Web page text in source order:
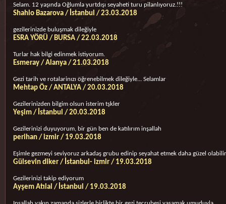
Selam. 12 yaşında Oğlumla yurtdışı seyaheti turu pilanlıyoruz.!!!
Shahlo Bazarova / İstanbul / 23.03.2018
gezilerinizde buluşmak dileğiyle
ESRA YÖRÜ / BURSA / 22.03.2018
Turlar hak bilgi edinmek istiyorum.
Esmeray / Alanya / 21.03.2018
Gezi tarih ve rotalarinızı öğrenebilmek dileğiyle... Selamlar
Mehtap Öz / ANTALYA / 20.03.2018
Gezilerinizden bilgim olsun isterim tşkler
Yeşim / İstanbul / 20.03.2018
Gezilerinizi duyuyorum, bir gün ben de katılırım inşallah
perihan / izmir / 19.03.2018
Eşimle gezmeyi seviyoruz arkadaş grubu edinip seyahat etmek daha güzel
Gülsevin diker / İstanbul- izmir / 19.03.2018
Gezilerinizi takip ediyorum
Ayşem Atılal / İstanbul / 19.03.2018